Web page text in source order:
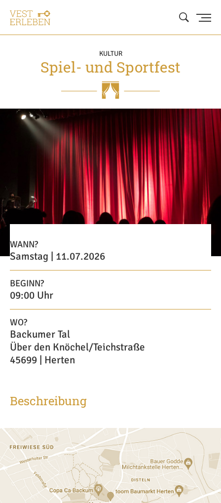
KULTUR
Spiel- und Sportfest
WANN?
Samstag | 11.07.2026
BEGINN?
09:00 Uhr
WO?
Backumer Tal
Über den Knöchel/Teichstraße
45699 | Herten
Beschreibung